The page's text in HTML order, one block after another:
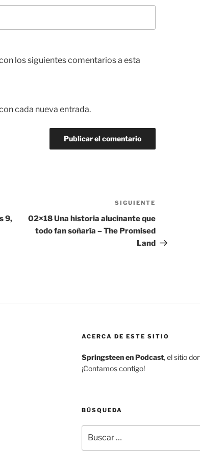
los siguientes comentarios a esta
cada nueva entrada.
9,
entrada
SIGUIENTE
02×18 Una historia alucinante que
todo fan soñaría – The Promised
Land
ACERCA DE ESTE SITIO
Springsteen en Podcast, el sitio
¡Contamos contigo!
BÚSQUEDA
por: